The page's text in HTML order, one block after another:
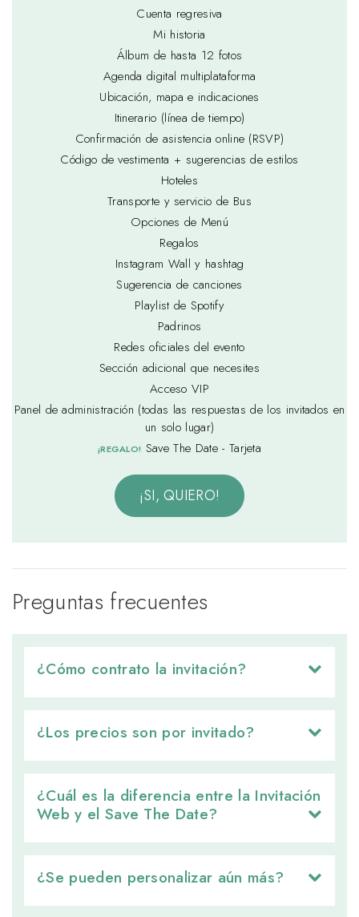
Cuenta regresiva
Mi historia
Álbum de hasta 12 fotos
Agenda digital multiplataforma
Ubicación, mapa e indicaciones
Itinerario (línea de tiempo)
Confirmación de asistencia online (RSVP)
Código de vestimenta + sugerencias de estilos
Hoteles
Transporte y servicio de Bus
Opciones de Menú
Regalos
Instagram Wall y hashtag
Sugerencia de canciones
Playlist de Spotify
Padrinos
Redes oficiales del evento
Sección adicional que necesites
Acceso VIP
Panel de administración (todas las respuestas de los invitados en
un solo lugar)
¡REGALO! Save The Date - Tarjeta
¡SI, QUIERO!
Preguntas frecuentes
¿Cómo contrato la invitación?
¿Los precios son por invitado?
¿Cuál es la diferencia entre la Invitación
Web y el Save The Date?
¿Se pueden personalizar aún más?